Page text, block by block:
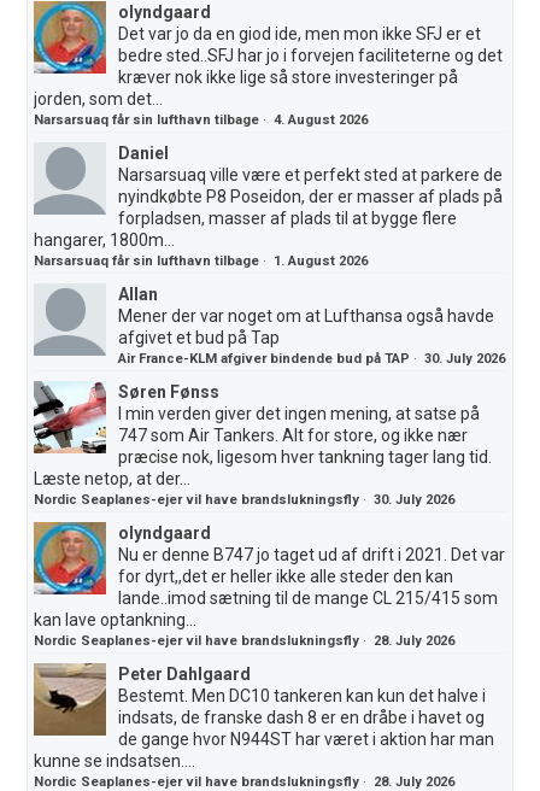
olyndgaard
Det var jo da en giod ide, men mon ikke SFJ er et
bedre sted..SFJ har jo i forvejen faciliteterne og det
kræver nok ikke lige så store investeringer på
jorden, som det...
Narsarsuaq får sin lufthavn tilbage ·4. August 2026
Daniel
Narsarsuaq ville være et perfekt sted at parkere de
nyindkøbte P8 Poseidon, der er masser af plads på
forpladsen, masser af plads til at bygge flere
hangarer, 1800m...
Narsarsuaq får sin lufthavn tilbage · 1. August 2026
Allan
Mener der var noget om at Lufthansa også havde
afgivet et bud på Tap
Air France-KLM afgiver bindende bud på TAP ·30. July 2026
Søren Fønss
I min verden giver det ingen mening, at satse på
747 som Air Tankers. Alt for store, og ikke nær
præcise nok, ligesom hver tankning tager lang tid.
Læste netop, at der...
Nordic Seaplanes-ejer vil have brandslukningsfly ·30. July 2026
olyndgaard
Nu er denne B747 jo taget ud af drift i 2021. Det var
for dyrt,,det er heller ikke alle steder den kan
lande..imod sætning til de mange CL 215/415 som
kan lave optankning...
Nordic Seaplanes-ejer vil have brandslukningsfly · 28. July 2026
Peter Dahlgaard
Bestemt. Men DC10 tankeren kan kun det halve i
indsats, de franske dash 8 er en dråbe i havet og
de gange hvor N944ST har været i aktion har man
kunne se indsatsen....
Nordic Seaplanes-ejer vil have brandslukningsfly · 28. July 2026